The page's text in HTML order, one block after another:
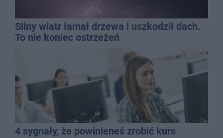
Silny wiatr łamał drzewa i uszkodził dach.
To nie koniec ostrzeżeń
4 sygnały, że powinieneś zrobić kurs